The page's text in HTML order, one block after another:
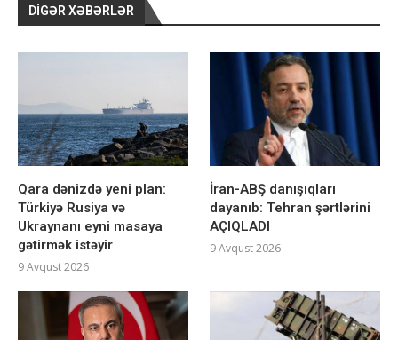
DIGƏR XƏBƏRLƏR
Qara dənizdə yeni plan:
Türkiyə Rusiya və
Ukraynanı eyni masaya
gətirmək istəyir
9 Avqust 2026
İran-ABŞ danışıqları
dayanıb: Tehran şərtlərini
AÇIQLADI
9 Avqust 2026